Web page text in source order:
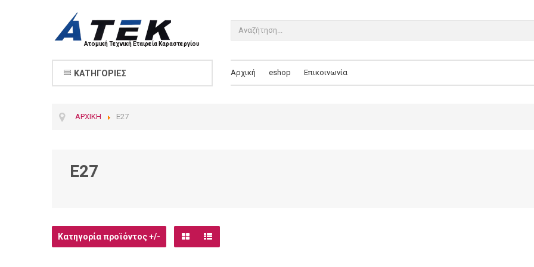
Ατομική Τεχνική Εταιρεία Καραστεργίου
ΚΑΤΗΓΟΡΊΕΣ Αρχική eshop Επικοινωνία
ΑΡΧΙΚΉ E27
E27
Κατηγορία προϊόντος +/-